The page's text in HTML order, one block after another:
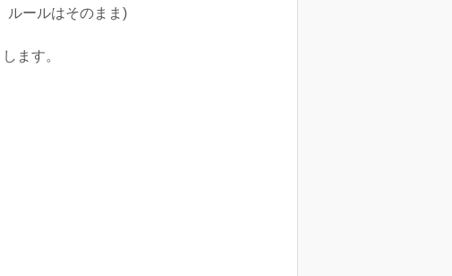
ルールはそのまま)
ます。